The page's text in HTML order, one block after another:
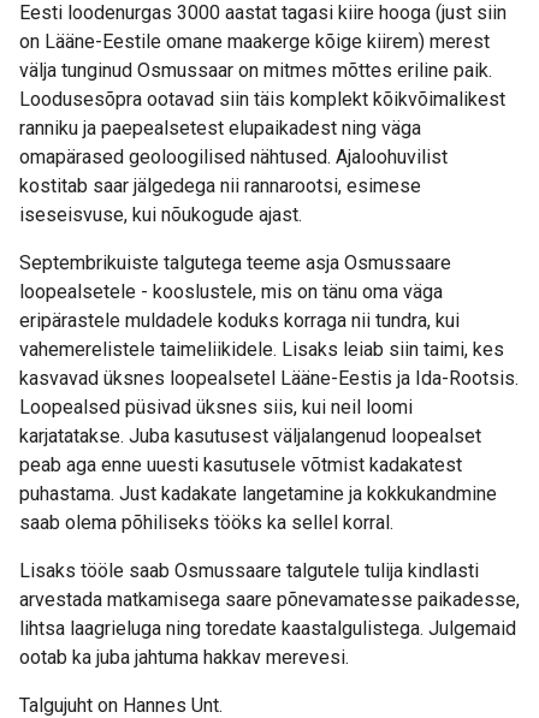
Eesti loodenurgas 3000 aastat tagasi kiire hooga (just siin
on Lääne-Eestile omane maakerge kõige kiirem) merest
välja tunginud Osmussaar on mitmes mõttes eriline paik.
Loodusesõpra ootavad siin täis komplekt kõikvõimalikest
ranniku ja paepealsetest elupaikadest ning väga
omapärased geoloogilised nähtused. Ajaloohuvilist
kostitab saar jälgedega nii rannarootsi, esimese
iseseisvuse, kui nõukogude ajast.
Septembrikuiste talgutega teeme asja Osmussaare
loopealsetele - kooslustele, mis on tänu oma väga
eripärastele muldadele koduks korraga nii tundra, kui
vahemerelistele taimeliikidele. Lisaks leiab siin taimi, kes
kasvavad üksnes loopealsetel Lääne-Eestis ja Ida-Rootsis.
Loopealsed püsivad üksnes siis, kui neil loomi
karjatatakse. Juba kasutusest väljalangenud loopealset
peab aga enne uuesti kasutusele võtmist kadakatest
puhastama. Just kadakate langetamine ja kokkukandmine
saab olema põhiliseks tööks ka sellel korral.
Lisaks tööle saab Osmussaare talgutele tulija kindlasti
arvestada matkamisega saare põnevamatesse paikadesse,
lihtsa laagrieluga ning toredate kaastalgulistega. Julgemaid
ootab ka juba jahtuma hakkav merevesi.
Talgujuht on Hannes Unt.